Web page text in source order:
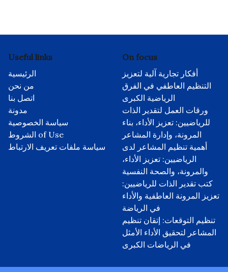
Useful links
الرئيسية
من نحن
اتصل بنا
مدونة
سياسة الخصوصية
الشروط of Use
سياسة ملفات تعريف الارتباط
On focus
أفكار تجارية آلية لتعزيز
التنظيم العاطفي في الفرق
الرياضية الكبرى
ورقات العمل لتقدير الذات
للرياضيين: تعزيز الأداء، بناء
المرونة، وإدارة المشاعر
أهمية تنظيم المشاعر لدى
الرياضيين: تعزيز الأداء،
والمرونة، والصحة النفسية
كتب تقدير الذات للرياضيين:
تعزيز المرونة العاطفية والأداء
في الرياضة
تنظيم التوقعات: إتقان تنظيم
المشاعر لتحقيق الأداء الأمثل
في الرياضات الكبرى